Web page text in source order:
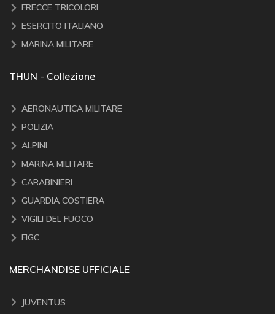
FRECCE TRICOLORI
ESERCITO ITALIANO
MARINA MILITARE
THUN - Collezione
AERONAUTICA MILITARE
POLIZIA
ALPINI
MARINA MILITARE
CARABINIERI
GUARDIA COSTIERA
VIGILI DEL FUOCO
FIGC
MERCHANDISE UFFICIALE
JUVENTUS